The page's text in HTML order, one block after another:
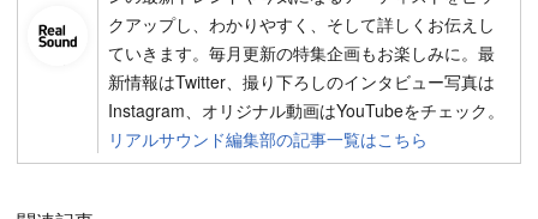
クアップし、わかりやすく、そして詳しくお伝えし
ていきます。毎月更新の特集企画もお楽しみに。最
新情報はTwitter、撮り下ろしのインタビュー写真は
Instagram、オリジナル動画はYouTubeをチェック。
リアルサウンド編集部の記事一覧はこちら